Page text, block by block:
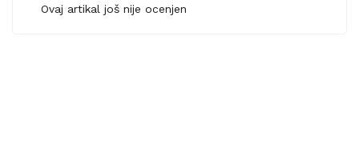
Ovaj artikal još nije ocenjen